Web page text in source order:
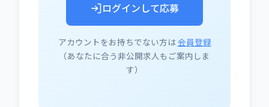
ログインして応募
アカウントをお持ちでない方は会員登録
（あなたに合う非公開求人もご案内しま
す）